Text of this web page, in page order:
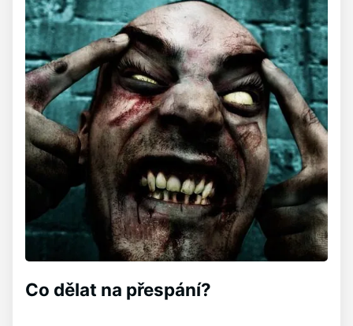
Co dělat na přespání?